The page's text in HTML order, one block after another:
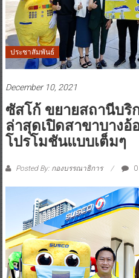
ประชาสัมพันธ์
December 10, 2021
ซัสโก้ ขยายสถานีบริ
ล่าสุดเปิดสาขาบาง
โปรโมชันแบบเต็มๆ
Posted By: กองบรรณาธิการ